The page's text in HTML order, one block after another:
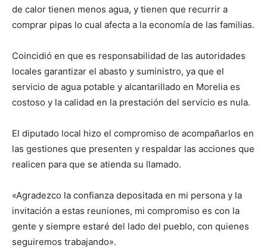
de calor tienen menos agua, y tienen que recurrir a
comprar pipas lo cual afecta a la economía de las familias.
Coincidió en que es responsabilidad de las autoridades
locales garantizar el abasto y suministro, ya que el
servicio de agua potable y alcantarillado en Morelia es
costoso y la calidad en la prestación del servicio es nula.
El diputado local hizo el compromiso de acompañarlos en
las gestiones que presenten y respaldar las acciones que
realicen para que se atienda su llamado.
«Agradezco la confianza depositada en mi persona y la
invitación a estas reuniones, mi compromiso es con la
gente y siempre estaré del lado del pueblo, con quienes
seguiremos trabajando».